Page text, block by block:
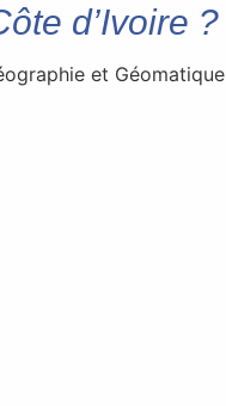
d’Ivoire ?
et Géomatique